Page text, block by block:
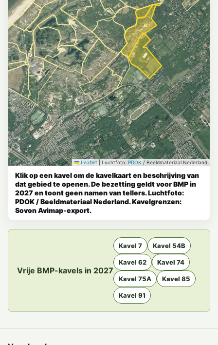
Leaflet Luchtfoto: PDOK / Beeldmateriaal Nederland
Klik op een kavel om de kavelkaart en beschrijving van
dat gebied te openen. De bezetting geldt voor BMP in
2027 en toont geen namen van tellers. Luchtfoto:
PDOK / Beeldmateriaal Nederland. Kavelgrenzen:
Sovon Avimap-export.
Vrije BMP-kavels in 2027
Kavel 7 Kavel 54B
Kavel 62 Kavel 74
Kavel 75A Kavel 85
Kavel 91